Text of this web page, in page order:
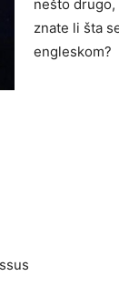
nešto drugo,
znate li šta
engleskom?